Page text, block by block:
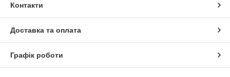
Контакти
Доставка та оплата
Графік роботи